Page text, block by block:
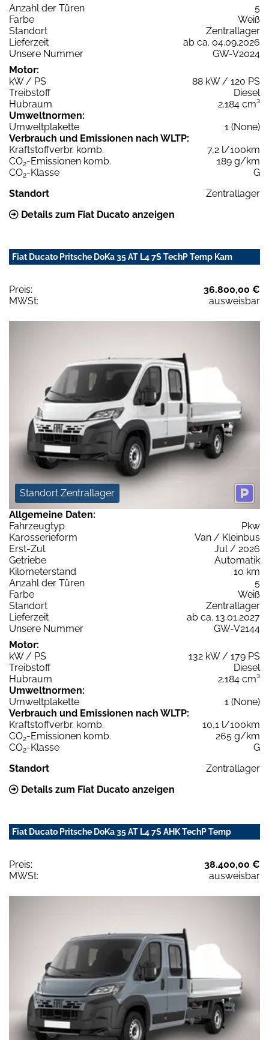
Anzahl der Türen
5
Farbe
Weiß
Standort
Zentrallager
Lieferzeit
ab ca. 04.09.2026
Unsere Nummer
GW-V2024
Motor:
kW / PS
88 kW / 120 PS
Treibstoff
Diesel
Hubraum
2.184 cm³
Umweltnormen:
Umweltplakette
1 (None)
Verbrauch und Emissionen nach WLTP:
Kraftstoffverbr. komb.
7,2 l/100km
CO2-Emissionen komb.
189 g/km
CO2-Klasse
G
Standort
Zentrallager
Details zum Fiat Ducato anzeigen
Fiat Ducato Pritsche DoKa 35 AT L4 7S TechP Temp Kam
Preis:
36.800,00 €
MWSt:
ausweisbar
Standort Zentrallager
Allgemeine Daten:
Fahrzeugtyp
Pkw
Karosserieform
Van / Kleinbus
Erst-Zul.
Jul / 2026
Getriebe
Automatik
Kilometerstand
10 km
Anzahl der Türen
5
Farbe
Weiß
Standort
Zentrallager
Lieferzeit
ab ca. 13.01.2027
Unsere Nummer
GW-V2144
Motor:
kW / PS
132 kW / 179 PS
Treibstoff
Diesel
Hubraum
2.184 cm³
Umweltnormen:
Umweltplakette
1 (None)
Verbrauch und Emissionen nach WLTP:
Kraftstoffverbr. komb.
10,1 l/100km
CO2-Emissionen komb.
265 g/km
CO2-Klasse
G
Standort
Zentrallager
Details zum Fiat Ducato anzeigen
Fiat Ducato Pritsche DoKa 35 AT L4 7S AHK TechP Temp
Preis:
38.400,00 €
MWSt:
ausweisbar